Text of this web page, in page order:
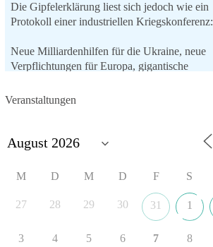
Die Gipfelerklärung liest sich jedoch wie ein
Protokoll einer industriellen Kriegskonferenz:
Neue Milliardenhilfen für die Ukraine, neue
Verpflichtungen für Europa, gigantische
Verteidigungsindustrie, Modernisierung der
Forderung, der Iran dürfe keine Kernwaffe
friedensorientierte Politik?
Veranstaltungen
M D M D F S
27 28 29 30 31 1
3 4 5 6 7 8